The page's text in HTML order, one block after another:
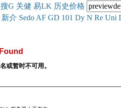
搜G 关健 易LK 历史价格
新介 Sedo AF GD 101 Dy N Re Uni